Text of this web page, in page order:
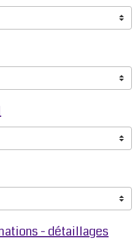
- détaillages